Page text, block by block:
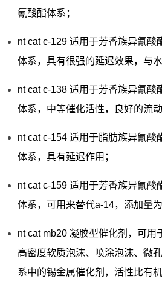
氰酸酯体系；
nt cat c-129 适用于芳香族异氰酸
体系，具有很强的延迟效果，与
nt cat c-138 适用于芳香族异氰酸
体系，中等催化活性，良好的流
nt cat c-154 适用于脂肪族异氰酸
体系，具有延迟作用；
nt cat c-159 适用于芳香族异氰酸
体系，可用来替代a-14，添加量
nt cat mb20 凝胶型催化剂，可用
高密度软质泡沫、喷涂泡沫、微
系中的锡金属催化剂，活性比有机